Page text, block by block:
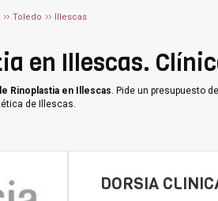
Toledo Illescas
en Illescas.
Rinoplastia en Illescas. Pide un presupuesto de
de Illescas.
DORSIA